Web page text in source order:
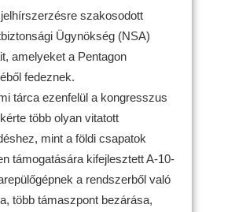
szakosodott
Ügynökség (NSA)
amelyeket a Pentagon
fedeznek.
tárca ezenfelül a kongresszus
több olyan vitatott
mint a földi csapatok
támogatására kifejlesztett A-10-
a rendszerből való
több támaszpont bezárása,